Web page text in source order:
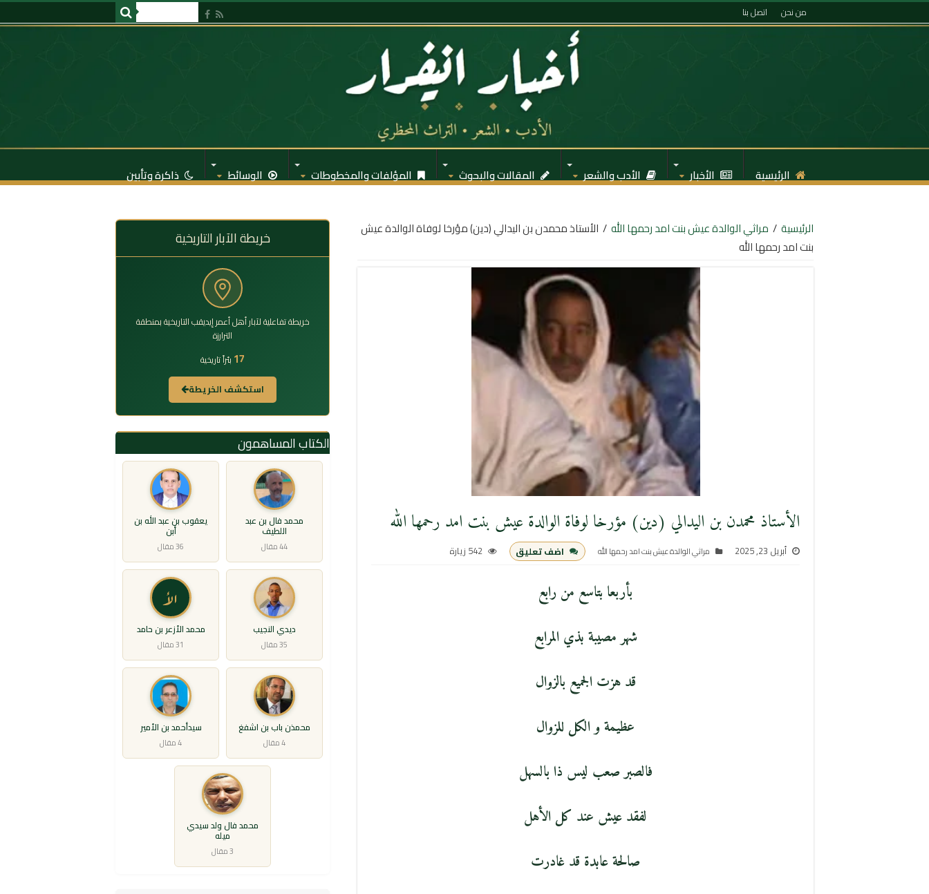
من نحن اتصل بنا
الرئيسية الأخبار الأدب والشعر المقالات والبحوث المؤلفات والمخطوطات الوسائط ذاكرة وتأبين
الرئيسية / مراثي الوالدة عيش بنت امد رحمها الله / الأستاذ محمدن بن اليدالي (دين) مؤرخا لوفاة الوالدة عيش
بنت امد رحمها الله
الأستاذ محمدن بن اليدالي (دين) مؤرخا لوفاة الوالدة عيش بنت امد رحمها الله
أبريل 23, 2025 مراثي الوالدة عيش بنت امد رحمها الله اضف تعليق 542 زيارة
بأربعا بتاسع من رابع
شهر مصيبة بذي المرابع
قد هزت الجميع بالزوال
عظيمة و الكل للزوال
فالصبر صعب ليس ذا بالسهل
لفقد عيش عند كل الأهل
صالحة عابدة قد غادرت
خريطة الآبار التاريخية
خريطة تفاعلية لآبار أهل أعمر إيديقب التاريخية بمنطقة
الترارزة
17 بئراً تاريخية
استكشف الخريطة
الكتاب المساهمون
محمد فال بن عبد
اللطيف
44 مقال
يعقوب بن عبد الله بن
أبن
36 مقال
ديدي النجيب
35 مقال
الأ
محمد الأزعر بن حامد
31 مقال
محمذن باب بن اشفغ
4 مقال
سيدأحمد بن الأمير
4 مقال
محمد فال ولد سيدي
ميله
3 مقال